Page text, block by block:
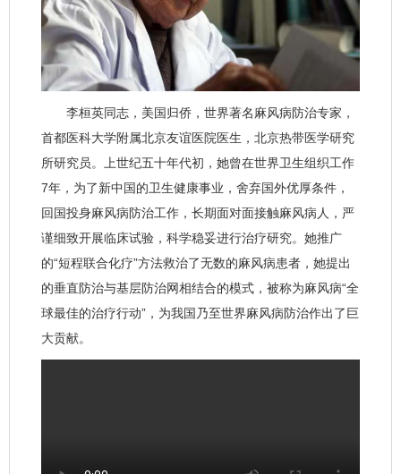
李桓英同志，美国归侨，世界著名麻风病防治专家，
首都医科大学附属北京友谊医院医生，北京热带医学研究
所研究员。上世纪五十年代初，她曾在世界卫生组织工作
7年，为了新中国的卫生健康事业，舍弃国外优厚条件，
回国投身麻风病防治工作，长期面对面接触麻风病人，严
谨细致开展临床试验，科学稳妥进行治疗研究。她推广
的“短程联合化疗”方法救治了无数的麻风病患者，她提出
的垂直防治与基层防治网相结合的模式，被称为麻风病“全
球最佳的治疗行动”，为我国乃至世界麻风病防治作出了巨
大贡献。